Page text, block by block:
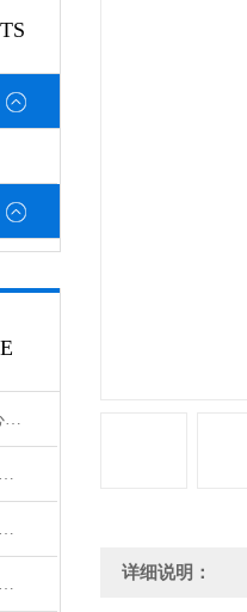
杜布林DEUBLIN旋接器的核心在于转子与外壳之间的相对旋转
油压制动器是现代交通工具中常见的制动系统
应用于各类车辆和机械设备的制动系统
盘式制动器是一种高效紧凑且散热性能好的制动系统
详细说明：